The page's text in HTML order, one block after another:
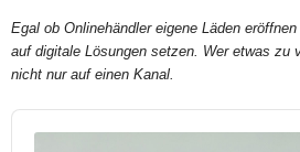
Egal ob Onlinehändler eigene Läden
auf digitale Lösungen setzen. Wer etwas zu
nicht nur auf einen Kanal.
Audio